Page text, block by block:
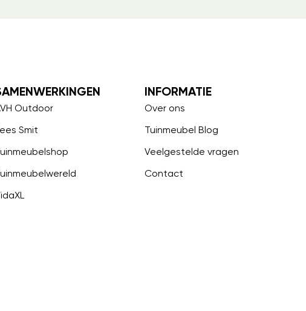
Outdoor
Smit
INFORMATIE
Over ons
Tuinmeubel Blog
Veelgestelde vragen
Contact